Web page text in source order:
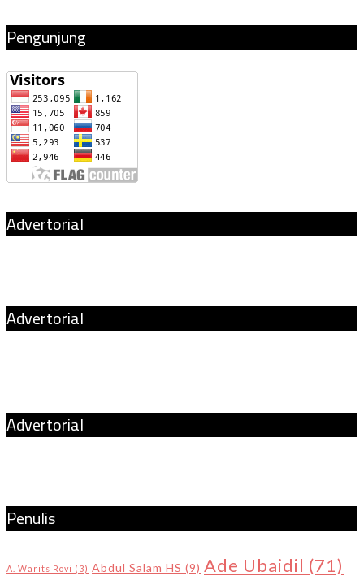
Pengunjung
Advertorial
Advertorial
Advertorial
Penulis
A. Warits Rovi (3) Abdul Salam HS (9) Ade Ubaidil (71)